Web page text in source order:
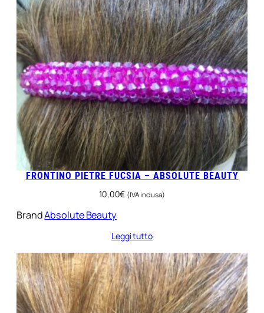
FRONTINO PIETRE FUCSIA – ABSOLUTE BEAUTY
10,00€ (IVA inclusa)
BrandAbsolute Beauty
Leggi tutto